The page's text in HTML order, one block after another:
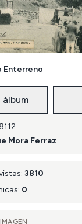
Enterreno
álbum
Mora Ferraz
3810
0